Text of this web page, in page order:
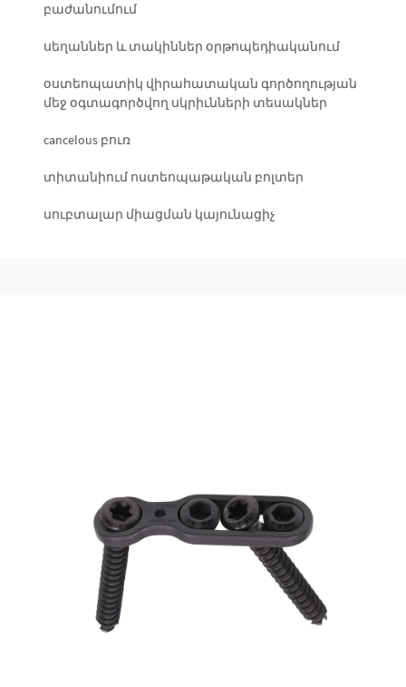
բաժանումում
սեղաններ և տակիններ օրթոպեդիականում
օստեոպատիկ վիրահատական գործողության
մեջ օգտագործվող սկրիւնների տեսակներ
cancelous բուռ
տիտանիում ոստեոպաթական բոլտեր
սուբտալար միացման կայունացիչ